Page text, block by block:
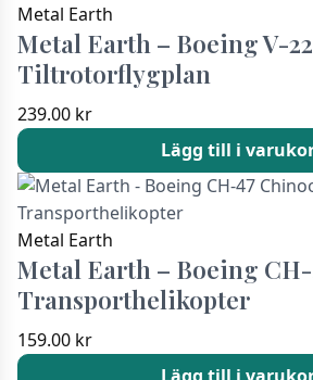
Metal Earth
Metal Earth – Boeing V-
Tiltrotorflygplan
239.00 kr
Lägg till i
Metal Earth
Metal Earth – Boeing
Transporthelikopter
159.00 kr